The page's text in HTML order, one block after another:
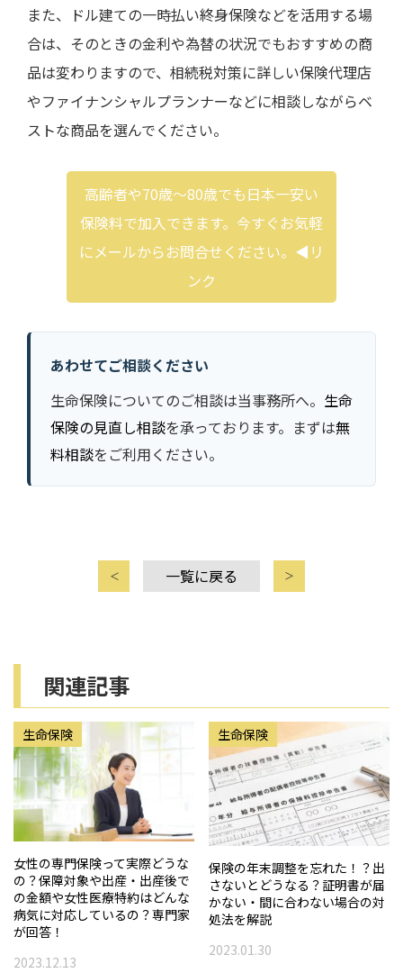
また、ドル建ての一時払い終身保険などを活用する場
合は、そのときの金利や為替の状況でもおすすめの商
品は変わりますので、相続税対策に詳しい保険代理店
やファイナンシャルプランナーなどに相談しながらベ
ストな商品を選んでください。
高齢者や70歳～80歳でも日本一安い
保険料で加入できます。今すぐお気軽
にメールからお問合せください。◀︎リ
ンク
あわせてご相談ください
生命保険についてのご相談は当事務所へ。 生命
保険の見直し相談を承っております。まずは無
料相談をご利用ください。
一覧に戻る
関連記事
生命保険
女性の専門保険って実際どうな
の？保障対象や出産・出産後で
の金額や女性医療特約はどんな
病気に対応しているの？専門家
が回答！
2023.12.13
生命保険
保険の年末調整を忘れた！？出
さないとどうなる？証明書が届
かない・間に合わない場合の対
処法を解説
2023.01.30